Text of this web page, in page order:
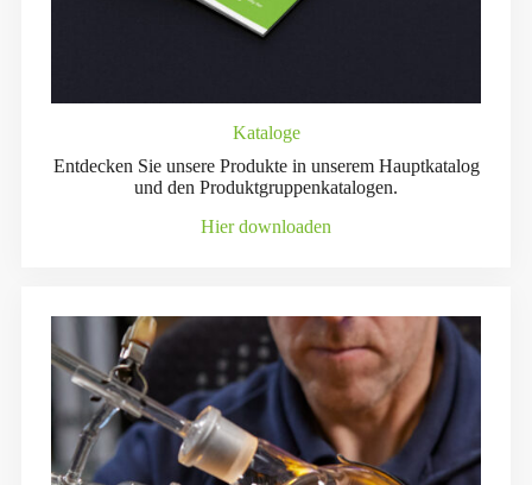
Kataloge
Entdecken Sie unsere Produkte in unserem Hauptkatalog
und den Produktgruppenkatalogen.
Hier downloaden